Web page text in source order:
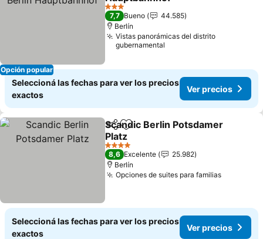
Opción popular
3 Estrellas
7,7 Bueno
44.585
Berlín
Vistas panorámicas del distrito
gubernamental
Seleccioná las fechas para ver los precios
exactos
Ver precios
CompartirAñadir a favoritos
Scandic Berlin Potsdamer
Platz
4 Estrellas
8,6 Excelente
25.982
Berlín
Opciones de suites para familias
Seleccioná las fechas para ver los precios
exactos
Ver precios